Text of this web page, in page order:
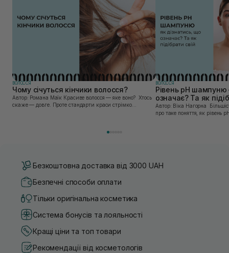
ВОЛОССЯ
Чому січуться кінчики волосся?
Автор: Романа Маїк Красиве волосся — яке воно? Хтось
скаже — довге. Проте стандарти краси стрімко
ВОЛОССЯ
Рівень pH шампуню
означає? Та як
Автор: Віка Нагорна Більшість людей, напевно, чули
про таке поняття, як рівень
Безкоштовна доставка від 3000 UAH
Безпечні способи оплати
Тільки оригінальна косметика
Система бонусів та лояльності
Кращі ціни та топ товари
Рекомендації від косметологів